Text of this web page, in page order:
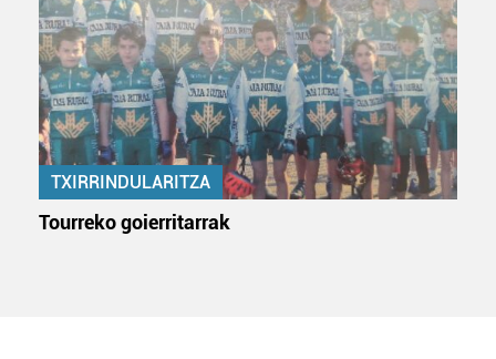
TXIRRINDULARITZA
Tourreko goierritarrak